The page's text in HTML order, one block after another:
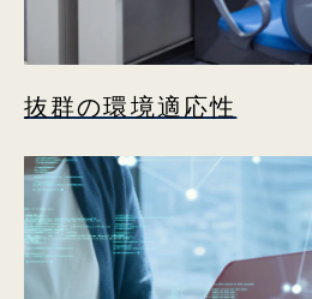
抜群の環境適応性